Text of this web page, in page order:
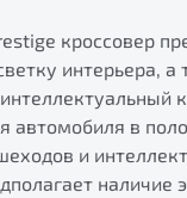
кроссовер
интерьера, а
автомобиля в
и
наличие